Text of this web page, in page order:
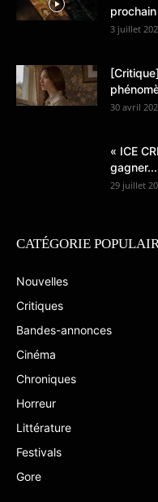
3 juillet
30 avril
« ICE
gagner...
29 juillet
CATÉGORIE
Nouvelles
Critiques
Bandes-annonces
Cinéma
Chroniques
Horreur
Littérature
Festivals
Gore